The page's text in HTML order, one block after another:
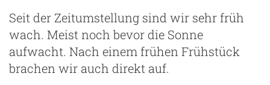
Seit der Zeitumstellung sind wir sehr früh
wach. Meist noch bevor die Sonne
aufwacht. Nach einem frühen Frühstück
brachen wir auch direkt auf.